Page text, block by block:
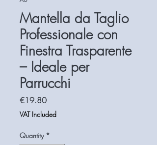
Mantella da Taglio
Professionale con
Finestra Trasparente
– Ideale per
Parrucchi
€19.80Price
VAT Included
Quantity *